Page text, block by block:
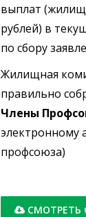
выплат
рублей) в
по сбору
Жилищная
правильно
Члены
электронному
профсоюза)
СМОТРЕТЬ